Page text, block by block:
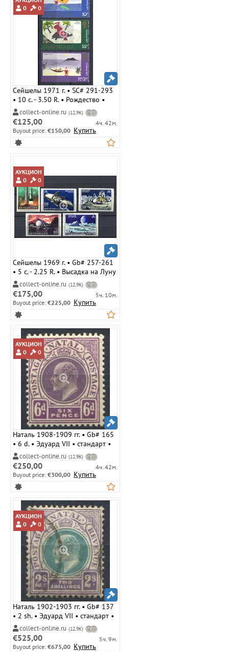
0
0
Сейшелы 1971 г. • SC# 291-293
• 10 c. - 3.50 R. • Рождество •
полн. серия • MLH OG VF
collect-online.ru (12,9K)
€125,00
4ч. 42м.
Buyout price: €150,00 Купить
АУКЦИОН
0
0
Сейшелы 1969 г. • Gb# 257-261
• 5 c. - 2.25 R. • Высадка на Луну
• полн. серия • MLH OG VF
collect-online.ru (12,9K)
€175,00
5ч. 10м.
Buyout price: €225,00 Купить
АУКЦИОН
0
0
Наталь 1908-1909 гг. • Gb# 165
• 6 d. • Эдуард VII • стандарт •
MH OG VF ( кат.- £ 5 )
collect-online.ru (12,9K)
€250,00
4ч. 42м.
Buyout price: €300,00 Купить
АУКЦИОН
0
0
Наталь 1902-1903 гг. • Gb# 137
• 2 sh. • Эдуард VII • стандарт •
Used VF ( кат.- £ 12 )
collect-online.ru (12,9K)
€525,00
5ч. 9м.
Buyout price: €675,00 Купить